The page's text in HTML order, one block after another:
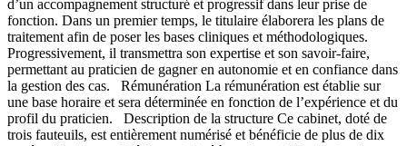
d’un accompagnement structuré et progressif dans leur prise de
fonction. Dans un premier temps, le titulaire élaborera les plans de
traitement afin de poser les bases cliniques et méthodologiques.
Progressivement, il transmettra son expertise et son savoir-faire,
permettant au praticien de gagner en autonomie et en confiance dans
la gestion des cas. Rémunération La rémunération est établie sur
une base horaire et sera déterminée en fonction de l’expérience et du
profil du praticien. Description de la structure Ce cabinet, doté de
trois fauteuils, est entièrement numérisé et bénéficie de plus de dix